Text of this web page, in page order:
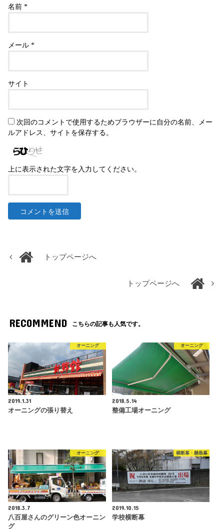
名前*
メール*
サイト
次回のコメントで使用するためブラウザーに自分の名前、メー
ルアドレス、サイトを保存する。
上に表示された文字を入力してください。
トップページへ
トップページへ
RECOMMEND こちらの記事も人気です。
オーニング
2019.1.31
オーニングの張り替え
オーニング
2018.5.14
整備工場オーニング
オーニング
2018.3.7
八百屋さんのグリーン色オーニン
グ
横断幕・懸垂幕
2019.10.15
学校横断幕